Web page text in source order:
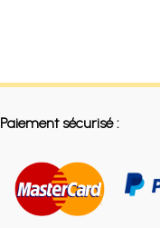
Paiement sécurisé :